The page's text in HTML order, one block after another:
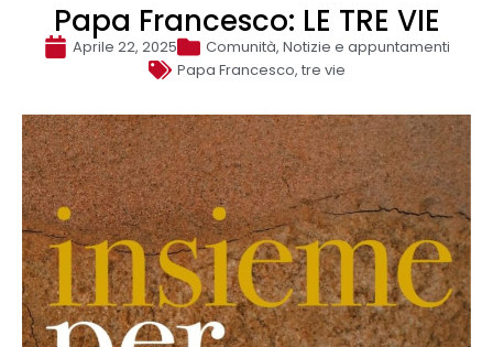
Papa Francesco: LE TRE VIE
Aprile 22, 2025 Comunità, Notizie e appuntamenti
Papa Francesco, tre vie